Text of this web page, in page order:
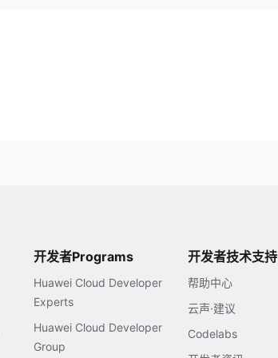
开发者Programs
Huawei Cloud Developer
Experts
Huawei Cloud Developer
Group
开发者技术支持
帮助中心
云声·建议
Codelabs